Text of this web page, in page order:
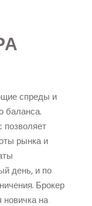
спреды и
баланса.
позволяет
рынка и
день, и по
Брокер
на